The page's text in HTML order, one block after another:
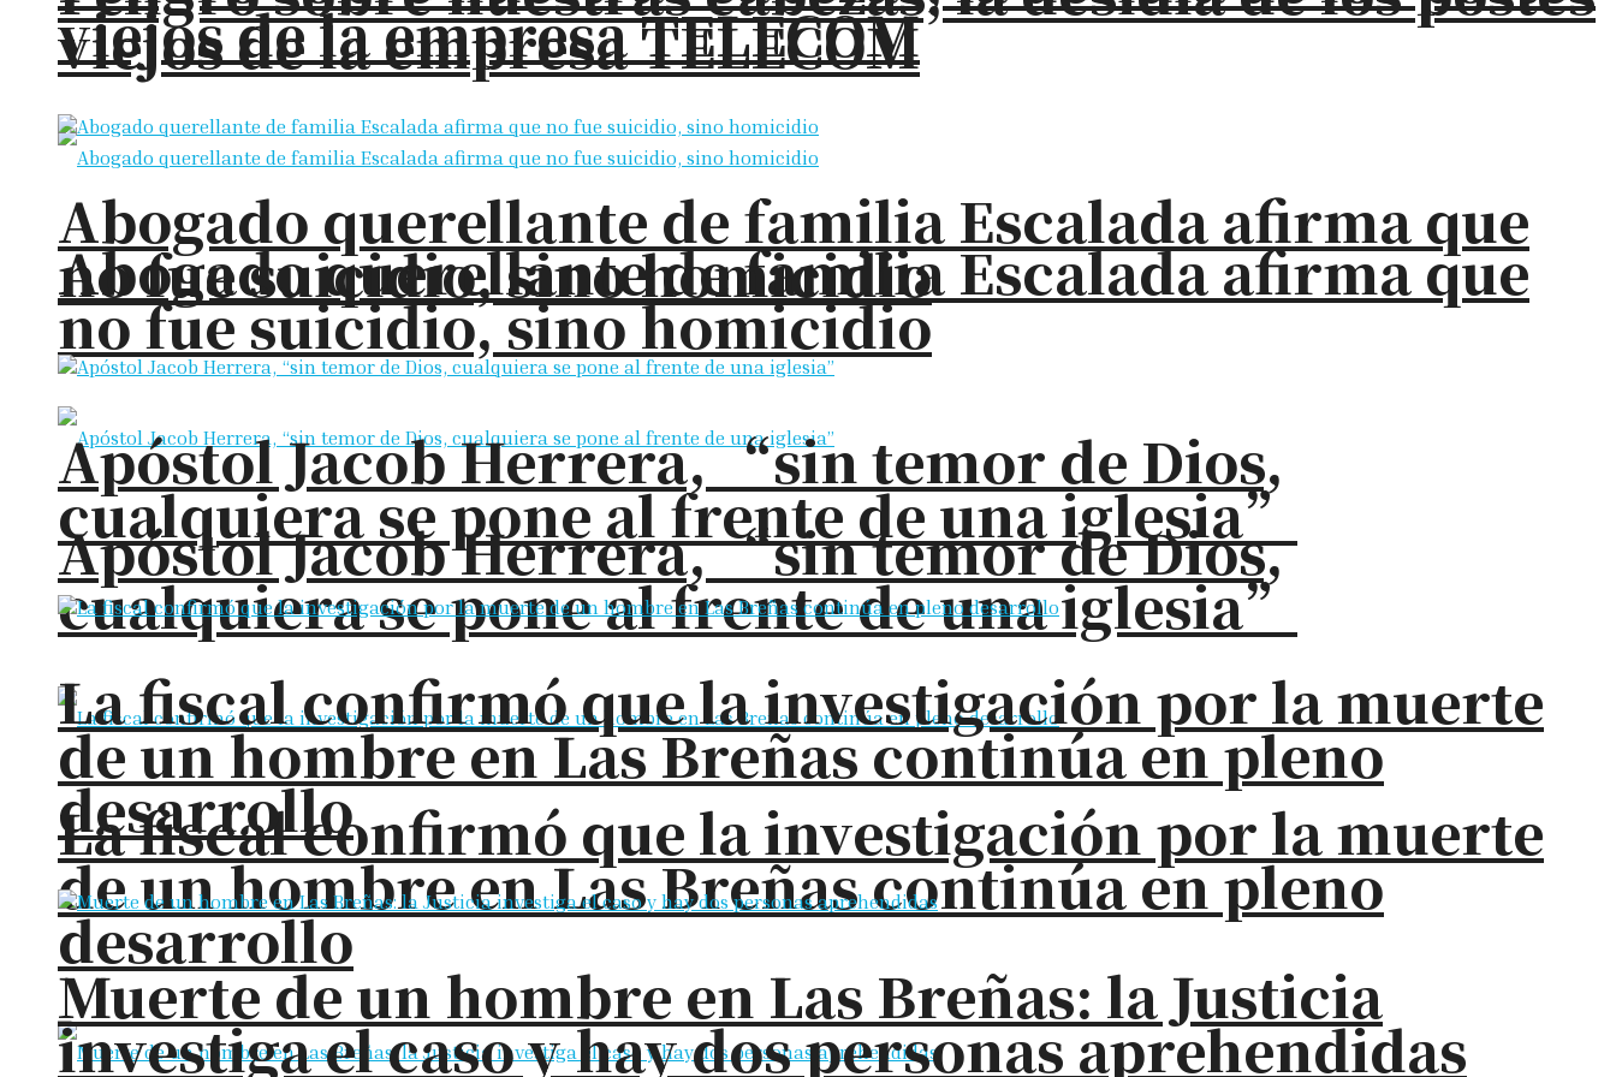
viejos de la empresa TELECOM
Abogado querellante de familia Escalada afirma que
no fue suicidio, sino homicidio
Apóstol Jacob Herrera, “sin temor de Dios,
cualquiera se pone al frente de una iglesia”
La fiscal confirmó que la investigación por la muerte
de un hombre en Las Breñas continúa en pleno
desarrollo
viejos de la empresa TELECOM
Abogado querellante de familia Escalada afirma que
no fue suicidio, sino homicidio
Apóstol Jacob Herrera, “sin temor de Dios,
cualquiera se pone al frente de una iglesia”
La fiscal confirmó que la investigación por la muerte
de un hombre en Las Breñas continúa en pleno
desarrollo
Muerte de un hombre en Las Breñas: la Justicia
investiga el caso y hay dos personas aprehendidas